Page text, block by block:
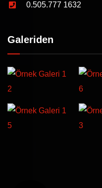
0.505.777 1632
Galeriden